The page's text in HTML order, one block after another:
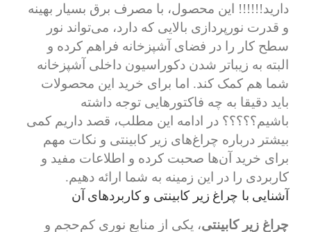
دارید!!!!!! این محصول، با مصرف برق بسیار بهینه
و قدرت نورپردازی بالایی که دارد، می‌تواند نور
سطح کار را در فضای آشپزخانه فراهم کرده و
البته به زیباتر شدن دکوراسیون داخلی آشپزخانه
شما هم کمک کند. اما برای خرید این محصولات
باید دقیقا به چه فاکتورهایی توجه داشته
باشیم؟؟؟؟؟ در ادامه این مطلب، قصد داریم کمی
بیشتر درباره چراغ‌های زیر کابینتی و نکات مهم
برای خرید آن‌ها صحبت کرده و اطلاعات مفید و
کاربردی را در این زمینه به شما ارائه دهیم.
آشنایی با چراغ زیر کابینتی و کاربردهای آن
چراغ زیر کابینتی، یکی از منابع نوری کم‌حجم و